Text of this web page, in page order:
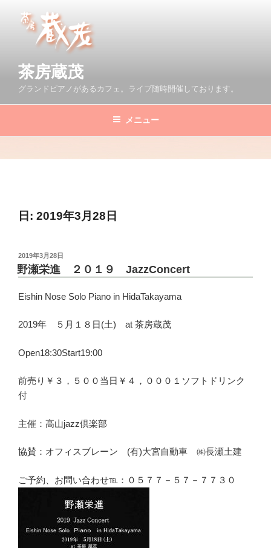
キ
プ
茶房蔵茂
グランドピアノがあるカフェ。ライブ随時開催しております。
メニュー
日: 2019年3月28日
投
稿
日:
2019年3月28日
野瀬栄進 ２０１９ JazzConcert
Eishin Nose Solo Piano in HidaTakayama
2019年 ５月１８日(土) at 茶房蔵茂
Open18:30Start19:00
前売り￥３，５００当日￥４，０００１ソフトドリンク
付
主催：高山jazz倶楽部
協賛：オフィスブレーン (有)大宮自動車 ㈱長瀬土建
ご予約、お問い合わせ℡：０５７７－５７－７７３０